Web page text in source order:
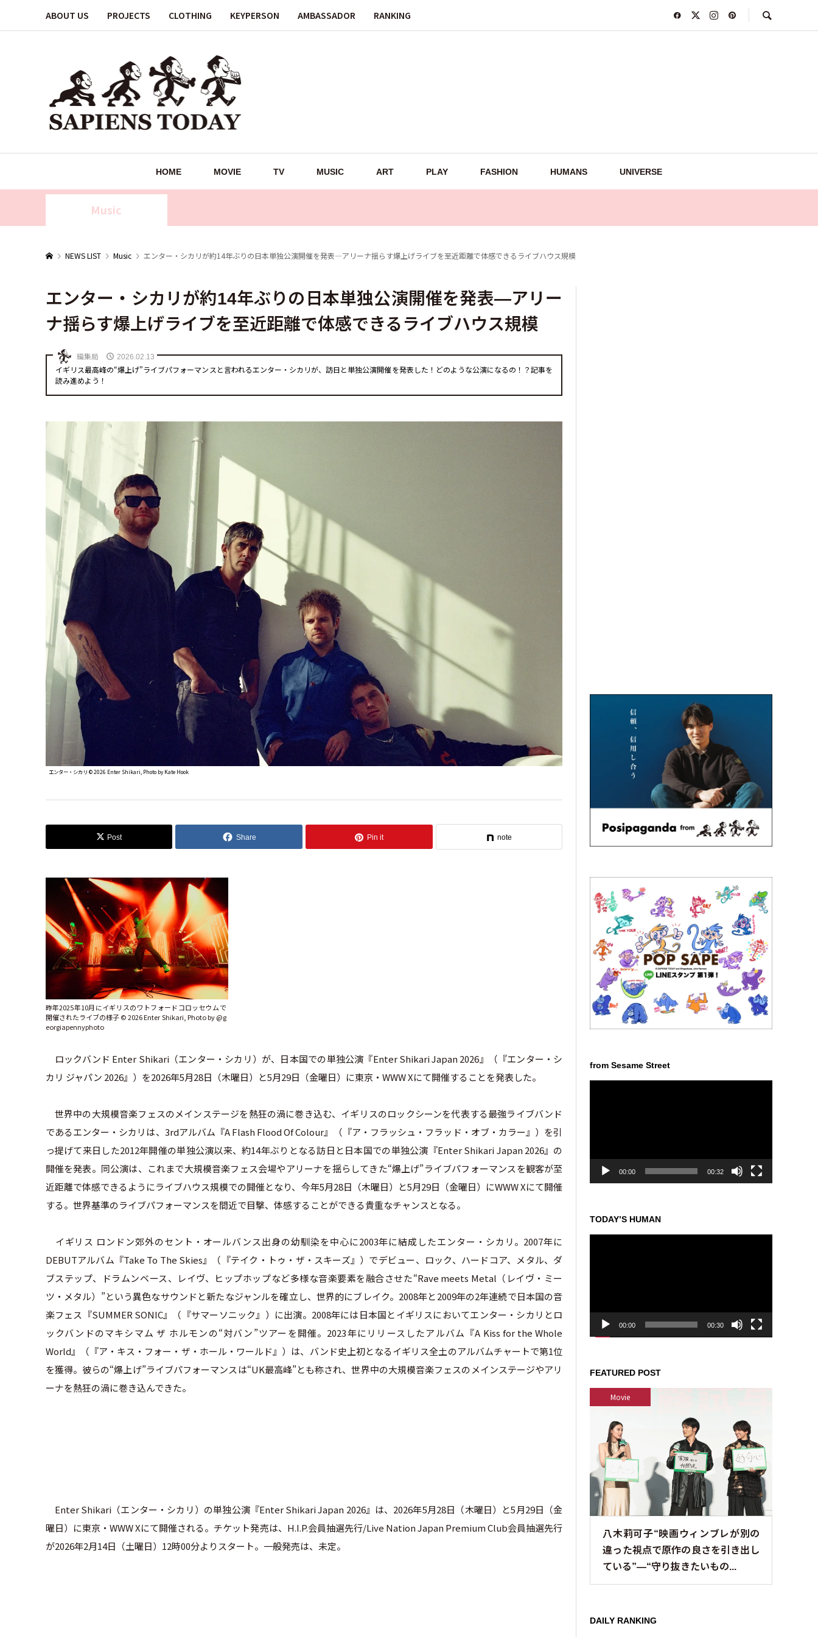
ABOUT US PROJECTS CLOTHING KEYPERSON AMBASSADOR RANKING
HOME MOVIE TV MUSIC ART PLAY FASHION HUMANS UNIVERSE
Music
NEWS LIST Music エンター・シカリが約14年ぶりの日本単独公演開催を発表—アリーナ揺らす爆上げライブを至近距離で体感できるライブハウス規模
エンター・シカリが約14年ぶりの日本単独公演開催を発表—アリー
ナ揺らす爆上げライブを至近距離で体感できるライブハウス規模
編集局 2026.02.13
イギリス最高峰の“爆上げ”ライブパフォーマンスと言われるエンター・シカリが、訪日と単独公演開催を発表した！どのような公演になるの！？記事を
読み進めよう！
エンター・シカリ ©︎ 2026 Enter Shikari, Photo by Kate Hook
Post Share Pin it note
昨年2025年10月にイギリスのワトフォードコロッセウムで
開催されたライブの様子 ©︎ 2026 Enter Shikari, Photo by @g
eorgiapennyphoto
ロックバンド Enter Shikari（エンター・シカリ）が、日本国での単独公演『Enter Shikari Japan 2026』（『エンター・シ
カリ ジャパン 2026』）を2026年5月28日（木曜日）と5月29日（金曜日）に東京・WWW Xにて開催することを発表した。
世界中の大規模音楽フェスのメインステージを熱狂の渦に巻き込む、イギリスのロックシーンを代表する最強ライブバンド
であるエンター・シカリは、3rdアルバム『A Flash Flood Of Colour』（『ア・フラッシュ・フラッド・オブ・カラー』）を引
っ提げて来日した2012年開催の単独公演以来、約14年ぶりとなる訪日と日本国での単独公演『Enter Shikari Japan 2026』の
開催を発表。同公演は、これまで大規模音楽フェス会場やアリーナを揺らしてきた“爆上げ”ライブパフォーマンスを観客が至
近距離で体感できるようにライブハウス規模での開催となり、今年5月28日（木曜日）と5月29日（金曜日）にWWW Xにて開催
する。世界基準のライブパフォーマンスを間近で目撃、体感することができる貴重なチャンスとなる。
イギリス ロンドン郊外のセント・オールバンス出身の幼馴染を中心に2003年に結成したエンター・シカリ。2007年に
DEBUTアルバム『Take To The Skies』（『テイク・トゥ・ザ・スキーズ』）でデビュー、ロック、ハードコア、メタル、ダ
ブステップ、ドラムンベース、レイヴ、ヒップホップなど多様な音楽要素を融合させた“Rave meets Metal（レイヴ・ミー
ツ・メタル）”という異色なサウンドと新たなジャンルを確立し、世界的にブレイク。2008年と2009年の2年連続で日本国の音
楽フェス『SUMMER SONIC』（『サマーソニック』）に出演。2008年には日本国とイギリスにおいてエンター・シカリとロ
ックバンドのマキシマム ザ ホルモンの“対バン”ツアーを開催。2023年にリリースしたアルバム『A Kiss for the Whole
World』（『ア・キス・フォー・ザ・ホール・ワールド』）は、バンド史上初となるイギリス全土のアルバムチャートで第1位
を獲得。彼らの“爆上げ”ライブパフォーマンスは“UK最高峰”とも称され、世界中の大規模音楽フェスのメインステージやアリ
ーナを熱狂の渦に巻き込んできた。
Enter Shikari（エンター・シカリ）の単独公演『Enter Shikari Japan 2026』は、2026年5月28日（木曜日）と5月29日（金
曜日）に東京・WWW Xにて開催される。チケット発売は、H.I.P.会員抽選先行/Live Nation Japan Premium Club会員抽選先行
が2026年2月14日（土曜日）12時00分よりスタート。一般発売は、未定。
from Sesame Street
00:00 00:32
TODAY’S HUMAN
00:00 00:30
FEATURED POST
Movie
八木莉可子“映画ウィンブレが別の
違った視点で原作の良さを引き出し
ている”—“守り抜きたいもの...
DAILY RANKING